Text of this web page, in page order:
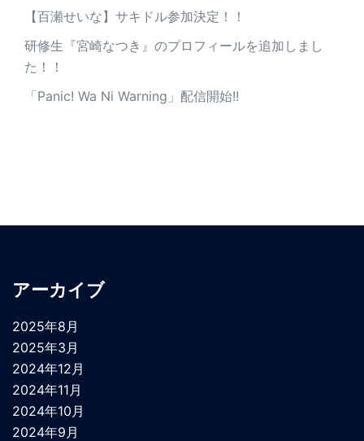
【百瀬せいな】サキドル参加決定！！
研修生『宮崎なつき』のプロフィールを追加しまし
た！！
「Panic! Wa Ni Warning」配信開始!!
アーカイブ
2025年8月
2025年3月
2024年12月
2024年11月
2024年10月
2024年9月